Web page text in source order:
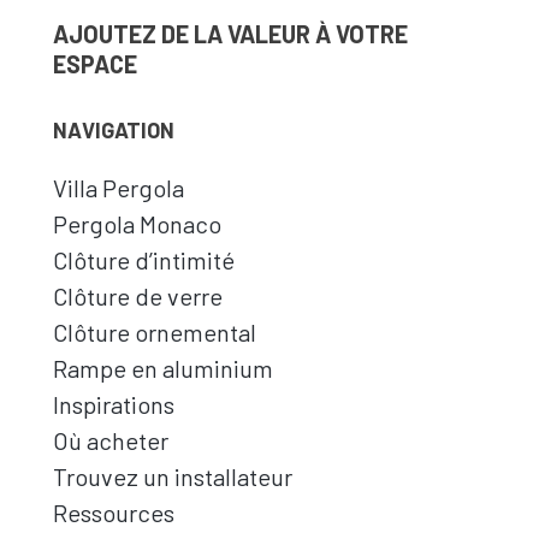
AJOUTEZ DE LA VALEUR À VOTRE
ESPACE
NAVIGATION
Villa Pergola
Pergola Monaco
Clôture d’intimité
Clôture de verre
Clôture ornemental
Rampe en aluminium
Inspirations
Où acheter
Trouvez un installateur
Ressources